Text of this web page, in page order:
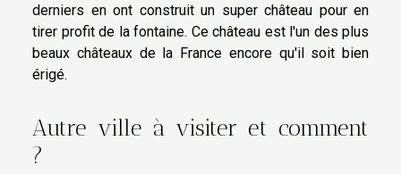
derniers en ont construit un super château pour en
tirer profit de la fontaine. Ce château est l'un des plus
beaux châteaux de la France encore qu'il soit bien
érigé.
Autre ville à visiter et comment
?